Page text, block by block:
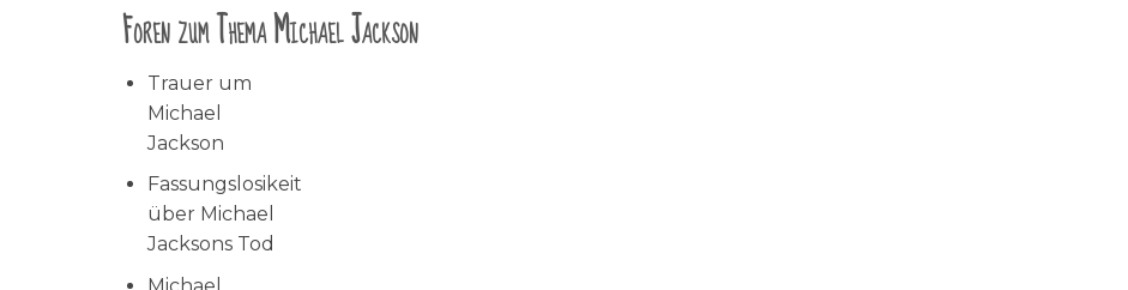
Foren zum Thema Michael Jackson
Trauer um
Michael
Jackson
Fassungslosikeit
über Michael
Jacksons Tod